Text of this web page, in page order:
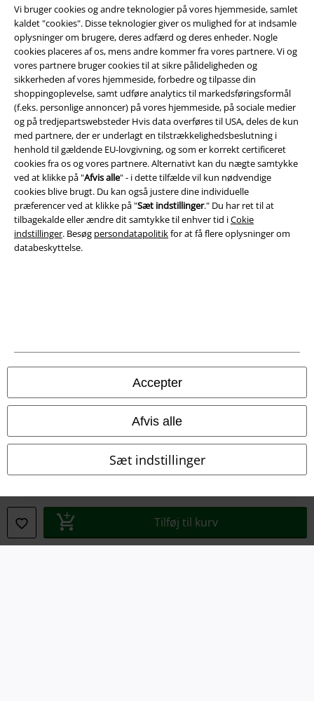
Vi bruger cookies og andre teknologier på vores hjemmeside, samlet
kaldet "cookies". Disse teknologier giver os mulighed for at indsamle
oplysninger om brugere, deres adfærd og deres enheder. Nogle
cookies placeres af os, mens andre kommer fra vores partnere. Vi og
vores partnere bruger cookies til at sikre pålideligheden og
sikkerheden af ​​vores hjemmeside, forbedre og tilpasse din
shoppingoplevelse, samt udføre analytics til markedsføringsformål
(f.eks. personlige annoncer) på vores hjemmeside, på sociale medier
og på tredjepartswebsteder Hvis data overføres til USA, deles de kun
med partnere, der er underlagt en tilstrækkelighedsbeslutning i
henhold til gældende EU-lovgivning, og som er korrekt certificeret
cookies fra os og vores partnere. Alternativt kan du nægte samtykke
ved at klikke på "Afvis alle" - i dette tilfælde vil kun nødvendige
cookies blive brugt. Du kan også justere dine individuelle
præferencer ved at klikke på "Sæt indstillinger." Du har ret til at
tilbagekalde eller ændre dit samtykke til enhver tid iCokie
indstillinger. Besøg persondatapolitikfor at få flere oplysninger om
databeskyttelse.
Accepter
Afvis alle
Sæt indstillinger
Tilføj til kurv
EMP app
Download den nye EMP app gratis og få glæde af alle forbedringerne
og fordelene!
A Warner Music Group Company
Salgs-, medlems- & leveringsbetingelser
Oplysninger om tilgængelighed
Cokie indstillinger